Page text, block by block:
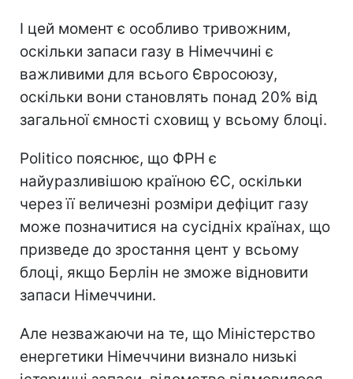
І цей момент є особливо тривожним,
оскільки запаси газу в Німеччині є
важливими для всього Євросоюзу,
оскільки вони становлять понад 20% від
загальної ємності сховищ у всьому блоці.
Politico пояснює, що ФРН є
найуразливішою країною ЄС, оскільки
через її величезні розміри дефіцит газу
може позначитися на сусідніх країнах, що
призведе до зростання цент у всьому
блоці, якщо Берлін не зможе відновити
запаси Німеччини.
Але незважаючи на те, що Міністерство
енергетики Німеччини визнало низькі